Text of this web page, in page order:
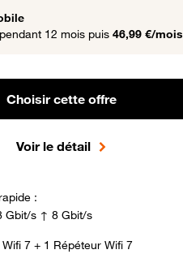
pendant 12 mois puis 46,99 €/mois
Choisir cette offre
Voir le détail
:
Gbit/s ↑ 8 Gbit/s
7 + 1 Répéteur Wifi 7